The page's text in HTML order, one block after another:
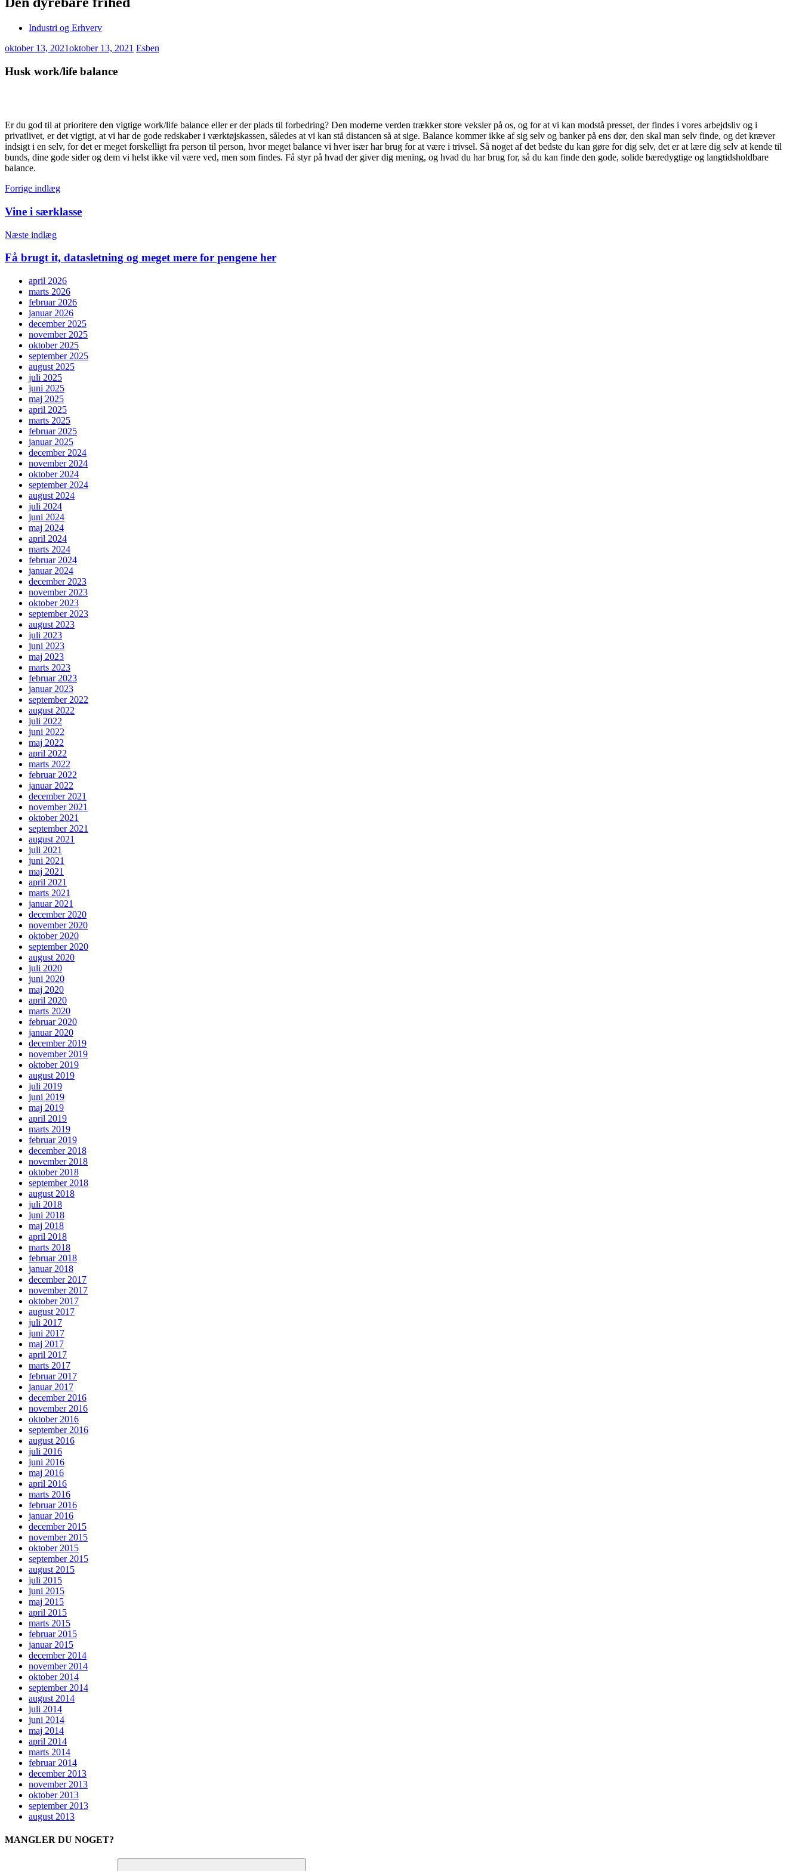
Industri og Erhverv
oktober 13, 2021oktober 13, 2021 Esben
Husk work/life balance
Er du god til at prioritere den vigtige work/life balance eller er der plads til forbedring? Den moderne verden trækker store veksler på os, og for at vi kan modstå presset, der findes i vores arbejdsliv og i
privatlivet, er det vigtigt, at vi har de gode redskaber i værktøjskassen, således at vi kan stå distancen så at sige. Balance kommer ikke af sig selv og banker på ens dør, den skal man selv finde, og det kræver
indsigt i en selv, for det er meget forskelligt fra person til person, hvor meget balance vi hver især har brug for at være i trivsel. Så noget af det bedste du kan gøre for dig selv, det er at lære dig selv at kende til
bunds, dine gode sider og dem vi helst ikke vil være ved, men som findes. Få styr på hvad der giver dig mening, og hvad du har brug for, så du kan finde den gode, solide bæredygtige og langtidsholdbare
balance.
Indlægsnavigation
Forrige indlæg
Vine i særklasse
Næste indlæg
Få brugt it, datasletning og meget mere for pengene her
april 2026
marts 2026
februar 2026
januar 2026
december 2025
november 2025
oktober 2025
september 2025
august 2025
juli 2025
juni 2025
maj 2025
april 2025
marts 2025
februar 2025
januar 2025
december 2024
november 2024
oktober 2024
september 2024
august 2024
juli 2024
juni 2024
maj 2024
april 2024
marts 2024
februar 2024
januar 2024
december 2023
november 2023
oktober 2023
september 2023
august 2023
juli 2023
juni 2023
maj 2023
marts 2023
februar 2023
januar 2023
september 2022
august 2022
juli 2022
juni 2022
maj 2022
april 2022
marts 2022
februar 2022
januar 2022
december 2021
november 2021
oktober 2021
september 2021
august 2021
juli 2021
juni 2021
maj 2021
april 2021
marts 2021
januar 2021
december 2020
november 2020
oktober 2020
september 2020
august 2020
juli 2020
juni 2020
maj 2020
april 2020
marts 2020
februar 2020
januar 2020
december 2019
november 2019
oktober 2019
august 2019
juli 2019
juni 2019
maj 2019
april 2019
marts 2019
februar 2019
december 2018
november 2018
oktober 2018
september 2018
august 2018
juli 2018
juni 2018
maj 2018
april 2018
marts 2018
februar 2018
januar 2018
december 2017
november 2017
oktober 2017
august 2017
juli 2017
juni 2017
maj 2017
april 2017
marts 2017
februar 2017
januar 2017
december 2016
november 2016
oktober 2016
september 2016
august 2016
juli 2016
juni 2016
maj 2016
april 2016
marts 2016
februar 2016
januar 2016
december 2015
november 2015
oktober 2015
september 2015
august 2015
juli 2015
juni 2015
maj 2015
april 2015
marts 2015
februar 2015
januar 2015
december 2014
november 2014
oktober 2014
september 2014
august 2014
juli 2014
juni 2014
maj 2014
april 2014
marts 2014
februar 2014
december 2013
november 2013
oktober 2013
september 2013
august 2013
MANGLER DU NOGET?